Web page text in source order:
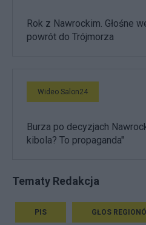
Rok z Nawrockim. Głośne
powrót do Trójmorza
Wideo Salon24
Burza po decyzjach
kibola? To propaganda"
Tematy Redakcja
PIS GŁOS